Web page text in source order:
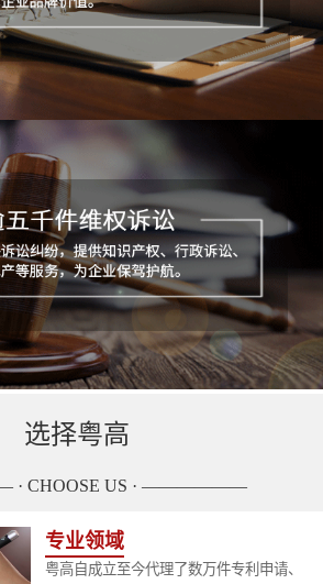
选择粤高
CHOOSE US · ——————
专业领域
粤高自成立至今代理了数万件专利申请、